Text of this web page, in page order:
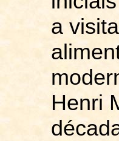
a
Henri